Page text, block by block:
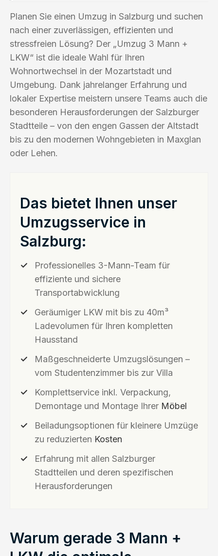
Planen Sie einen Umzug in Salzburg und suchen
nach einer zuverlässigen, effizienten und
stressfreien Lösung? Der „Umzug 3 Mann +
LKW“ ist die ideale Wahl für Ihren
Wohnortwechsel in der Mozartstadt und
Umgebung. Dank jahrelanger Erfahrung und
lokaler Expertise meistern unsere Teams auch die
besonderen Herausforderungen der Salzburger
Stadtteile – von den engen Gassen der Altstadt
bis zu den modernen Wohngebieten in Maxglan
oder Lehen.
Das bietet Ihnen unser
Umzugsservice in
Salzburg:
Professionelles 3-Mann-Team für
effiziente und sichere
Transportabwicklung
Geräumiger LKW mit bis zu 40m³
Ladevolumen für Ihren kompletten
Hausstand
Maßgeschneiderte Umzugslösungen –
vom Studentenzimmer bis zur Villa
Komplettservice inkl. Verpackung,
Demontage und Montage Ihrer Möbel
Beiladungsoptionen für kleinere Umzüge
zu reduzierten Kosten
Erfahrung mit allen Salzburger
Stadtteilen und deren spezifischen
Herausforderungen
Warum gerade 3 Mann +